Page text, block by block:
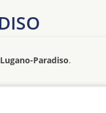
Lugano-Paradiso.